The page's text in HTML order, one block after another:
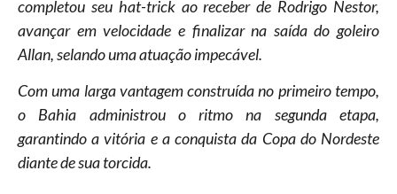
completou seu hat-trick ao receber de Rodrigo Nestor,
avançar em velocidade e finalizar na saída do goleiro
Allan, selando uma atuação impecável.
Com uma larga vantagem construída no primeiro tempo,
o Bahia administrou o ritmo na segunda etapa,
garantindo a vitória e a conquista da Copa do Nordeste
diante de sua torcida.